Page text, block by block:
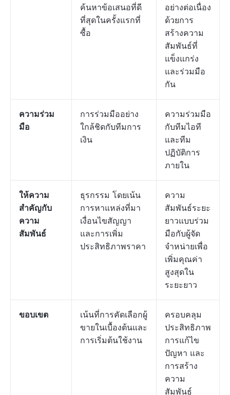
ค้นหาข้อเสนอที่ดี
ที่สุดในครั้งแรกที่
ซื้อ
อย่างต่อเนื่อง
ด้วยการ
สร้างความ
สัมพันธ์ที่
แข็งแกร่ง
และร่วมมือ
กัน
ความร่วม
มือ
การร่วมมืออย่าง
ใกล้ชิดกับทีมการ
เงิน
ความร่วมมือ
กับทีมไอที
และทีม
ปฏิบัติการ
ภายใน
ให้ความ
สำคัญกับ
ความ
สัมพันธ์
ธุรกรรม โดยเน้น
การหาแหล่งที่มา
เงื่อนไขสัญญา
และการเพิ่ม
ประสิทธิภาพราคา
ความ
สัมพันธ์ระยะ
ยาวแบบร่วม
มือกับผู้จัด
จำหน่ายเพื่อ
เพิ่มคุณค่า
สูงสุดใน
ระยะยาว
ขอบเขต
เน้นที่การคัดเลือกผู้
ขายในเบื้องต้นและ
การเริ่มต้นใช้งาน
ครอบคลุม
ประสิทธิภาพ
การแก้ไข
ปัญหา และ
การสร้าง
ความ
สัมพันธ์